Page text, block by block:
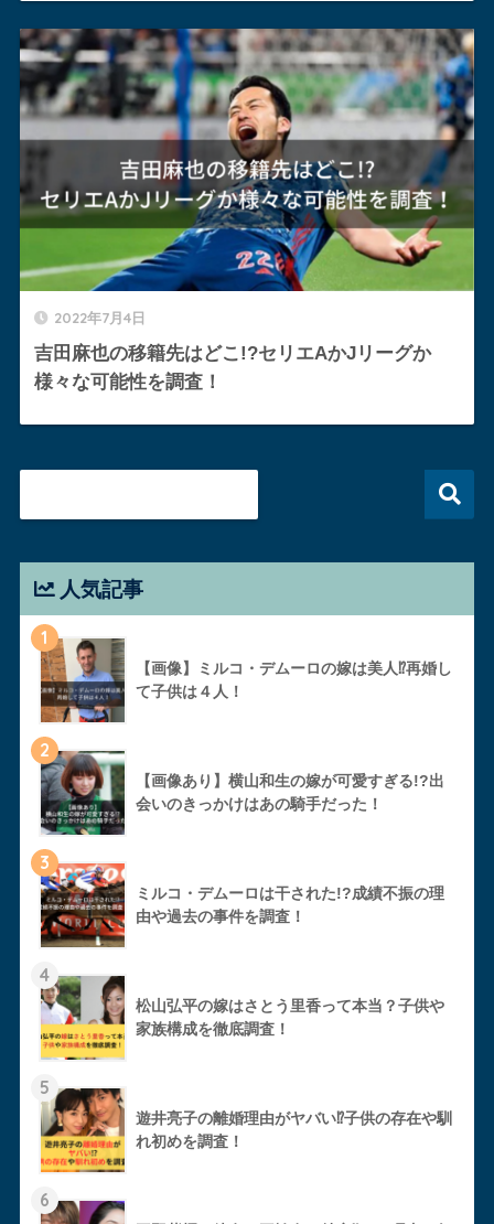
2022年7月4日
吉田麻也の移籍先はどこ!?セリエAかJリーグか
様々な可能性を調査！
人気記事
1
【画像】ミルコ・デムーロの嫁は美人⁉︎再婚し
て子供は４人！
2
【画像あり】横山和生の嫁が可愛すぎる!?出
会いのきっかけはあの騎手だった！
3
ミルコ・デムーロは干された!?成績不振の理
由や過去の事件を調査！
4
松山弘平の嫁はさとう里香って本当？子供や
家族構成を徹底調査！
5
遊井亮子の離婚理由がヤバい⁉︎子供の存在や馴
れ初めを調査！
6